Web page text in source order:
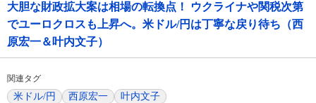
大胆な財政拡大案は相場の転換点！ ウクライナや関税次第
でユーロクロスも上昇へ。米ドル/円は丁寧な戻り待ち（西
原宏一＆叶内文子）
関連タグ
米ドル/円 西原宏一 叶内文子